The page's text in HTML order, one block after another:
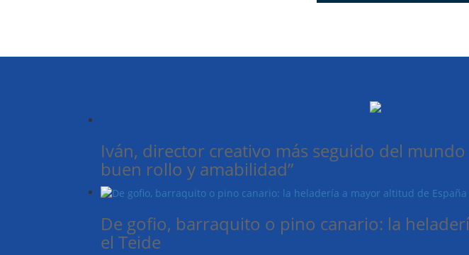
Iván, director creativo más seguido del
buen rollo y amabilidad”
De gofio, barraquito o pino canario: la
el Teide